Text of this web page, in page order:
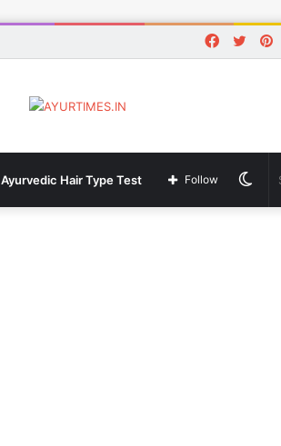
Facebook
Ayurvedic Hair Type Test Follow